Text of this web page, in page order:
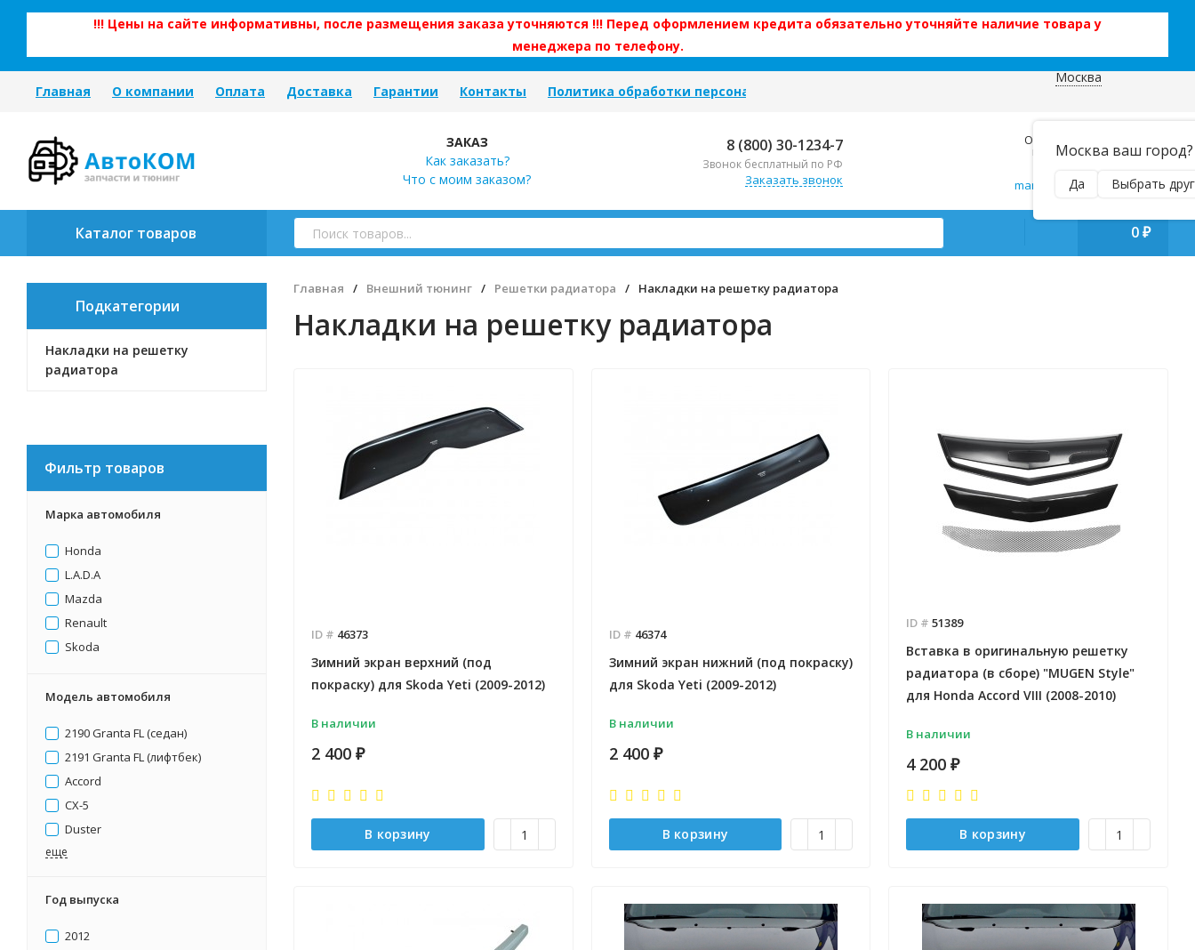
!!! Цены на сайте информативны, после размещения заказа уточняются !!! Перед оформлением кредита обязательно уточняйте наличие товара у
менеджера по телефону.
Главная О компании Оплата Доставка Гарантии Контакты Политика обработки персональных данных
Москва
Москва ваш город?
Да Выбрать
ЗАКАЗ
Как заказать?
Что с моим заказом?
8 (800) 30-1234-7
Звонок бесплатный по РФ
Заказать звонок
Отправляем почтой и ТК,
наложенным платежом!
Пн–Вс 9:00–21:00
manager@regiontehsnab.ru
Каталог товаров 0 ₽
Подкатегории
Накладки на решетку
радиатора
Фильтр товаров
Марка автомобиля
Honda
L.А.D.А
Mazda
Renault
Skoda
Модель автомобиля
2190 Granta FL (седан)
2191 Granta FL (лифтбек)
Accord
CX-5
Duster
eще
Год выпуска
2012
Главная / Внешний тюнинг / Решетки радиатора / Накладки на решетку радиатора
Накладки на решетку радиатора
ID # 46373
Зимний экран верхний (под
покраску) для Skoda Yeti (2009-2012)
В наличии
2 400 ₽
В корзину
ID # 46374
Зимний экран нижний (под покраску)
для Skoda Yeti (2009-2012)
В наличии
2 400 ₽
В корзину
ID #51389
Вставка в оригинальную решетку
радиатора (в сборе) "MUGEN Style"
для Honda Accord VIII (2008-2010)
В наличии
4 200₽
В корзину